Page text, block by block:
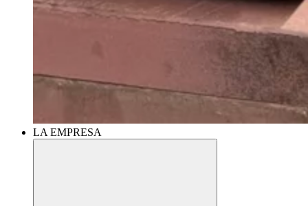
LA EMPRESA